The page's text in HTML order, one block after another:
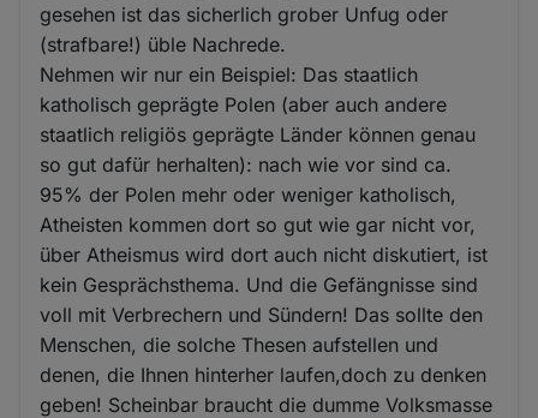
gesehen ist das sicherlich grober Unfug oder
(strafbare!) üble Nachrede.
Nehmen wir nur ein Beispiel: Das staatlich
katholisch geprägte Polen (aber auch andere
staatlich religiös geprägte Länder können genau
so gut dafür herhalten): nach wie vor sind ca.
95% der Polen mehr oder weniger katholisch,
Atheisten kommen dort so gut wie gar nicht vor,
über Atheismus wird dort auch nicht diskutiert, ist
kein Gesprächsthema. Und die Gefängnisse sind
voll mit Verbrechern und Sündern! Das sollte den
Menschen, die solche Thesen aufstellen und
denen, die Ihnen hinterher laufen,doch zu denken
geben! Scheinbar braucht die dumme Volksmasse